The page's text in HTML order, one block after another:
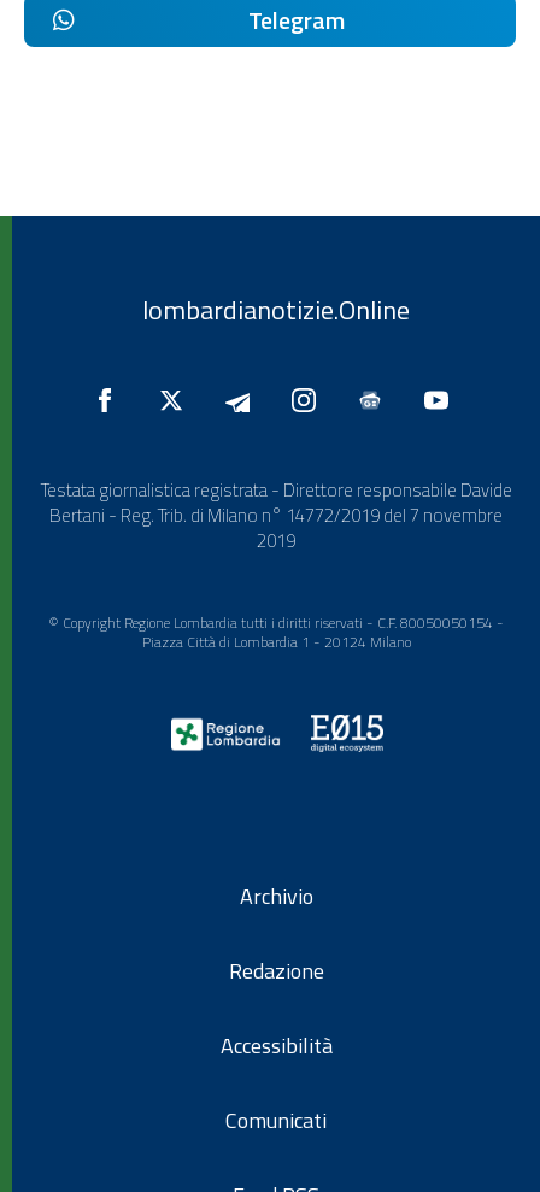
Telegram
lombardianotizie.Online
Testata giornalistica registrata - Direttore responsabile Davide
Bertani - Reg. Trib. di Milano n° 14772/2019 del 7 novembre
2019
© Copyright Regione Lombardia tutti i diritti riservati - C.F. 80050050154 -
Piazza Città di Lombardia 1 - 20124 Milano
Archivio
Redazione
Accessibilità
Comunicati